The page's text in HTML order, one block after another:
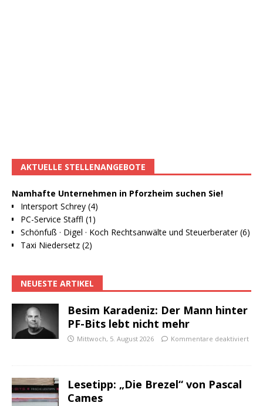
AKTUELLE STELLENANGEBOTE
Namhafte Unternehmen in Pforzheim suchen Sie!
Intersport Schrey (4)
PC-Service Staffl (1)
Schönfuß · Digel · Koch Rechtsanwälte und Steuerberater (6)
Taxi Niedersetz (2)
NEUESTE ARTIKEL
Besim Karadeniz: Der Mann hinter
PF-Bits lebt nicht mehr
Mittwoch, 5. August 2026 Kommentare deaktiviert
Lesetipp: „Die Brezel“ von Pascal
Cames